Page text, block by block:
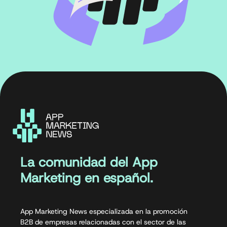
La comunidad del App
Marketing en español.
App Marketing News especializada en la promoción
B2B de empresas relacionadas con el sector de las